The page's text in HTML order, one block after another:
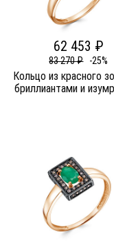
62 453 ₽
83 270 ₽ -25%
Кольцо из красного
бриллиантами и